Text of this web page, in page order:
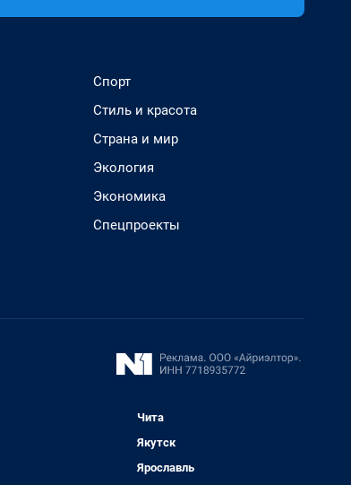
Спорт
Стиль и красота
Страна и мир
Экология
Экономика
Спецпроекты
Чита
Якутск
Ярославль